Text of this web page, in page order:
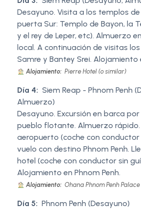
Desayuno. Visita a los templos
puerta Sur: Templo de Bayon, la
y el rey de Leper, etc). Almuerzo
local. A continuación de visitas
Samre y Bantey Srei. Alojamiento
Alojamiento: Pierre Hotel (o similar)
Día 4: Siem Reap - Phnom Penh
Almuerzo)
Desayuno. Excursión en barca
pueblo flotante. Almuerzo rápido.
aeropuerto (coche con conductor
vuelo con destino Phnom Penh.
hotel (coche con conductor sin
Alojamiento en Phnom Penh.
Alojamiento: Ohana Phnom Penh
Día 5: Phnom Penh (Desayuno)